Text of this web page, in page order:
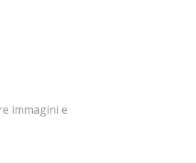
immagini e